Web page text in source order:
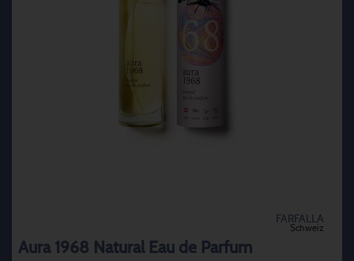
FARFALLA
Schweiz
Aura 1968 Natural Eau de Parfum